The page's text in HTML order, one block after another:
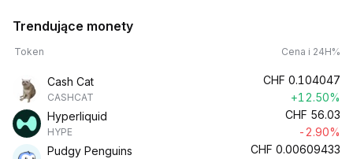
Trendujące monety
Token Cena i 24H%
Cash Cat
CASHCAT
CHF 0.104047
+12.50%
Hyperliquid
HYPE
CHF 56.03
-2.90%
Pudgy Penguins
CHF 0.00609433